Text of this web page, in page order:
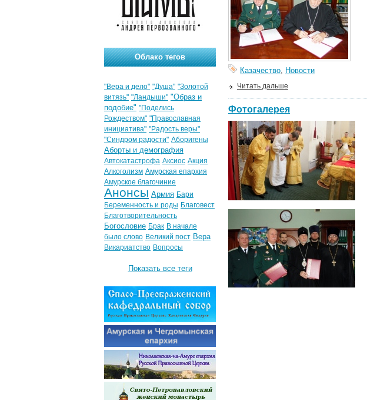
Казачество, Новости
Читать дальше
Фотогалерея
Облако тегов
"Вера и дело" "Душа" "Золотой
витязь" "Ландыши" "Образ и
подобие" "Поделись
Рождеством" "Православная
инициатива" "Радость веры"
"Синдром радости" Аборигены
Аборты и демография
Автокатастрофа Аксиос Акция
Алкоголизм Амурская епархия
Амурское благочиние
Анонсы Армия Бари
Беременность и роды Благовест
Благотворительность
Богословие Брак В начале
было слово Великий пост Вера
Викариатство Вопросы
Показать все теги